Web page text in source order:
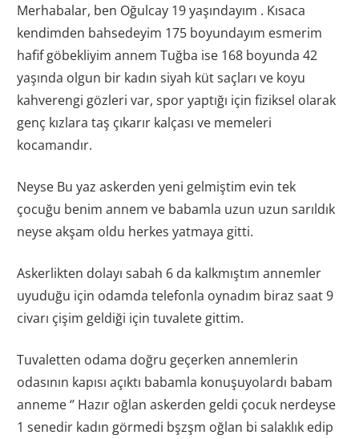
Merhabalar, ben Oğulcay 19 yaşındayım . Kısaca
kendimden bahsedeyim 175 boyundayım esmerim
hafif göbekliyim annem Tuğba ise 168 boyunda 42
yaşında olgun bir kadın siyah küt saçları ve koyu
kahverengi gözleri var, spor yaptığı için fiziksel olarak
genç kızlara taş çıkarır kalçası ve memeleri
kocamandır.
Neyse Bu yaz askerden yeni gelmiştim evin tek
çocuğu benim annem ve babamla uzun uzun sarıldık
neyse akşam oldu herkes yatmaya gitti.
Askerlikten dolayı sabah 6 da kalkmıştım annemler
uyuduğu için odamda telefonla oynadım biraz saat 9
civarı çişim geldiği için tuvalete gittim.
Tuvaletten odama doğru geçerken annemlerin
odasının kapısı açıktı babamla konuşuyolardı babam
anneme ‘’ Hazır oğlan askerden geldi çocuk nerdeyse
1 senedir kadın görmedi bşzşm oğlan bi salaklık edip